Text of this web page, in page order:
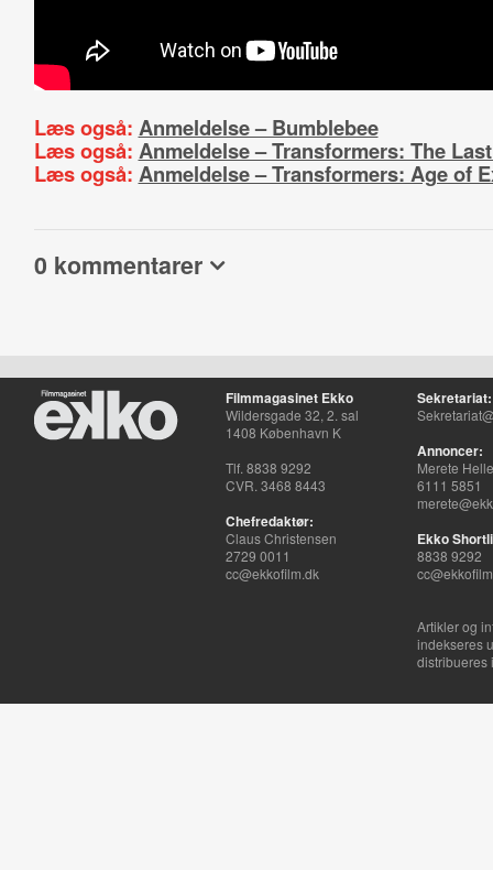
Læs også: Anmeldelse – Bumblebee
Læs også: Anmeldelse – Transformers: The
Læs også: Anmeldelse – Transformers: Age of
0 kommentarer
Filmmagasinet Ekko
Wildersgade 32, 2. sal
1408 København K
Tlf. 8838 9292
CVR. 3468 8443
Chefredaktør:
Claus Christensen
2729 0011
cc@ekkofilm.dk
Sekretariat:
Annoncer:
Merete
6111 5851
Ekko
8838 9292
Artikler og
indekseres
distribueres